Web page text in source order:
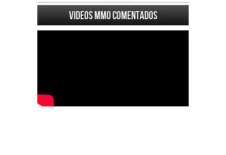
Videos MMO Comentados